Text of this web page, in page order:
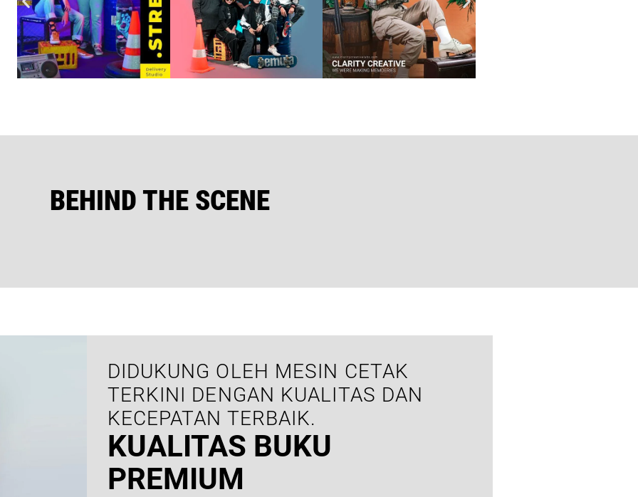
BEHIND THE SCENE
DIDUKUNG OLEH MESIN CETAK
TERKINI DENGAN KUALITAS DAN
KECEPATAN TERBAIK.
KUALITAS BUKU
PREMIUM